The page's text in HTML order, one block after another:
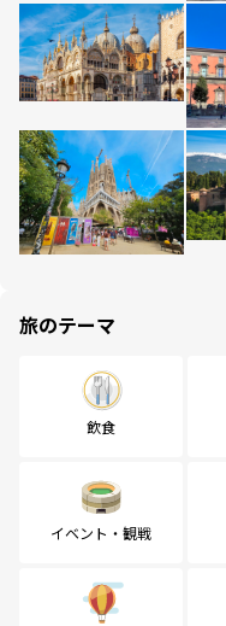
旅のテーマ
飲食
イベント・観戦